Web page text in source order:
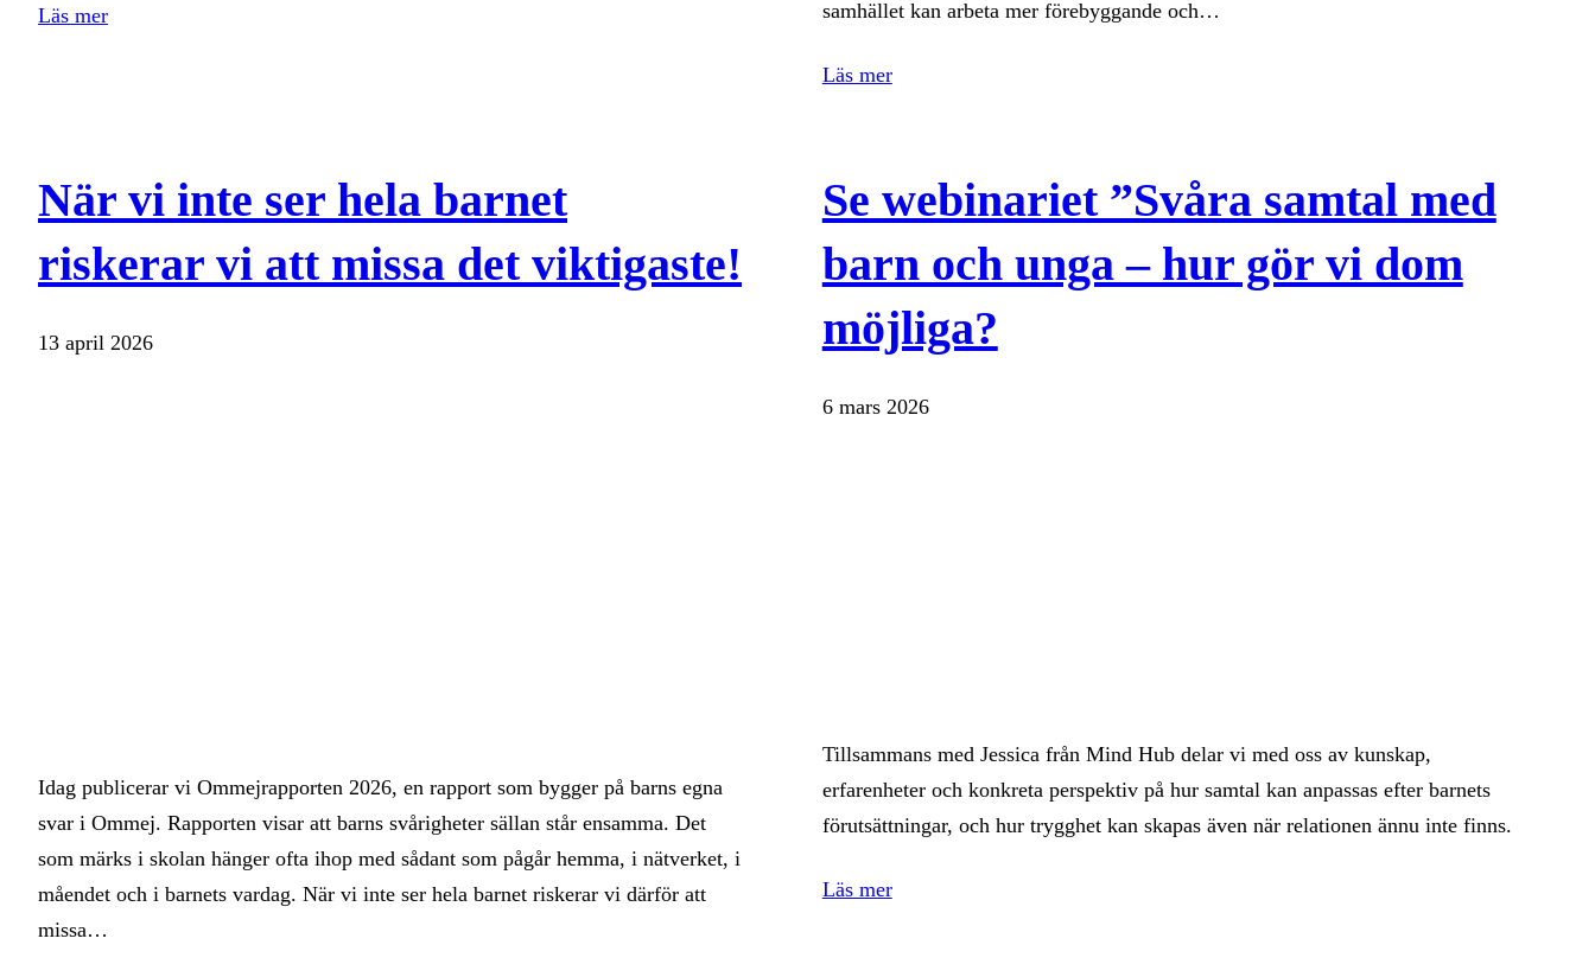
Läs mer
samhället kan arbeta mer förebyggande och…
Läs mer
När vi inte ser hela barnet
riskerar vi att missa det viktigaste!
13 april 2026
Idag publicerar vi Ommejrapporten 2026, en rapport som bygger på barns egna
svar i Ommej. Rapporten visar att barns svårigheter sällan står ensamma. Det
som märks i skolan hänger ofta ihop med sådant som pågår hemma, i nätverket, i
måendet och i barnets vardag. När vi inte ser hela barnet riskerar vi därför att
missa…
Se webinariet ”Svåra samtal med
barn och unga – hur gör vi dom
möjliga?
6 mars 2026
Tillsammans med Jessica från Mind Hub delar vi med oss av kunskap,
erfarenheter och konkreta perspektiv på hur samtal kan anpassas efter barnets
förutsättningar, och hur trygghet kan skapas även när relationen ännu inte finns.
Läs mer